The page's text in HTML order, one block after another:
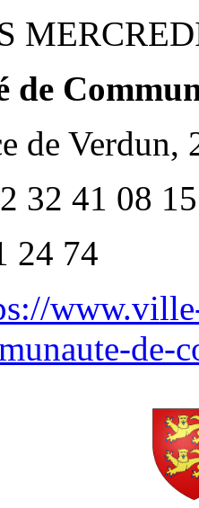
de
de Verdun,
32 41 08 15
24 74
de-